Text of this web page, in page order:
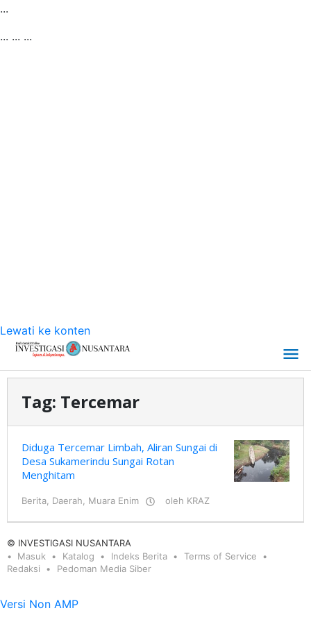
...
... ... ...
Lewati ke konten
Tag: Tercemar
Diduga Tercemar Limbah, Aliran Sungai di
Desa Sukamerindu Sungai Rotan
Menghitam
Berita Daerah Muara Enim oleh KRAZ
© INVESTIGASI NUSANTARA
Masuk
Katalog Indeks Berita
Terms of Service
Redaksi
Pedoman Media Siber
Versi Non AMP